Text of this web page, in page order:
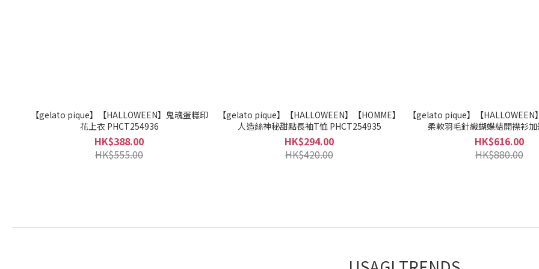
【gelato pique】【HALLOWEEN】鬼魂蛋糕印
花上衣 PHCT254936
HK$388.00
HK$555.00
【gelato pique】【HALLOWEEN】【HOMME】
人造絲神秘甜點長袖T恤 PHCT254935
HK$294.00
HK$420.00
【gelato pique】【HALLOWEEN
柔軟羽毛針織蝴蝶結開襟衫
PJNT254194
HK$616.00
HK$880.00